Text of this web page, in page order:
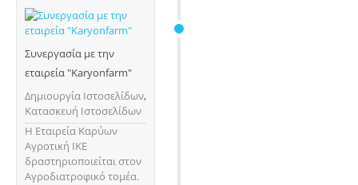
Συνεργασία με την
εταιρεία "Karyonfarm"
Δημιουργία Ιστοσελίδων,
Κατασκευή Ιστοσελίδων
H Εταιρεία Καρύων
Αγροτική ΙΚΕ
δραστηριοποιείται στον
Αγροδιατροφικό τομέα.